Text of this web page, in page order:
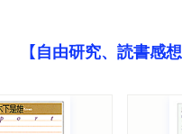
【自由研究、読書感